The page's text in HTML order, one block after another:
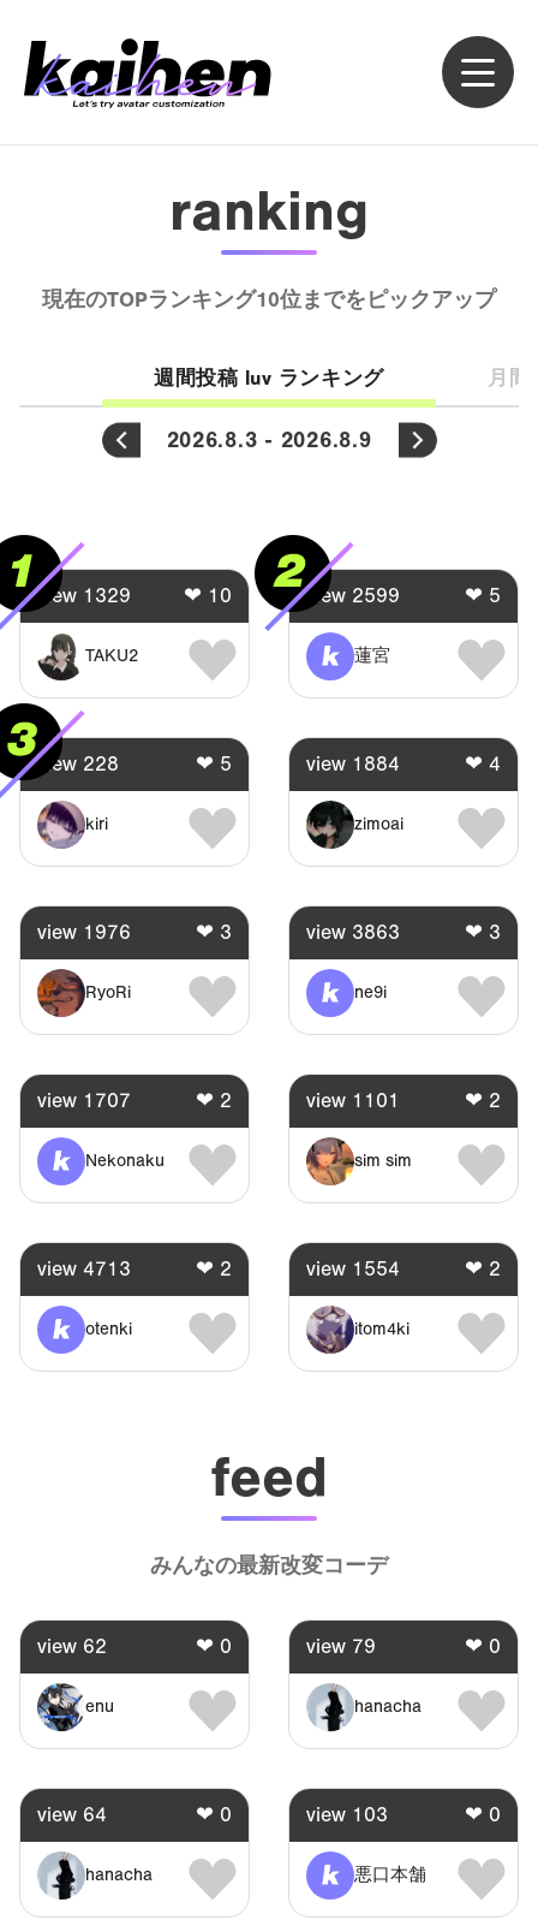
ranking
現在のTOPランキング10位までをピックアップ
週間投稿 luv ランキング 月間
2026.8.3 - 2026.8.9
view 1329 ❤ 10
TAKU2
view 2599 ❤ 5
蓮宮
view 228 ❤ 5
kiri
view 1884 ❤ 4
zimoai
view 1976 ❤ 3
RyoRi
view 3863 ❤ 3
ne9i
view 1707 ❤ 2
Nekonaku
view 1101 ❤ 2
sim sim
view 4713 ❤ 2
otenki
view 1554 ❤ 2
itom4ki
feed
みんなの最新改変コーデ
view 62 ❤ 0
enu
view 79 ❤ 0
hanacha
view 64 ❤ 0
hanacha
view 103 ❤ 0
悪口本舗